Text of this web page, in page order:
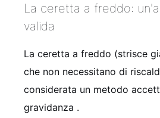
La ceretta a freddo:
valida
La ceretta a freddo (strisce
che non necessitano di
considerata un metodo
gravidanza .